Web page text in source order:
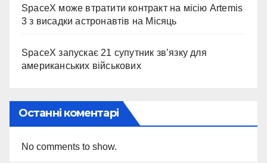
SpaceX може втратити контракт на місію Artemis
3 з висадки астронавтів на Місяць
SpaceX запускає 21 супутник зв’язку для
американських військових
Останні коментарі
No comments to show.